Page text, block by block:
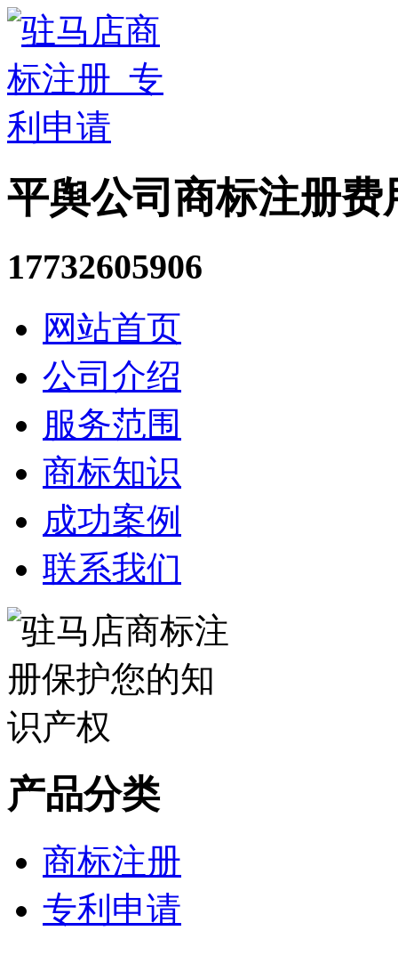
平舆公司商标注册费
17732605906
网站首页
公司介绍
服务范围
商标知识
成功案例
联系我们
产品分类
商标注册
专利申请